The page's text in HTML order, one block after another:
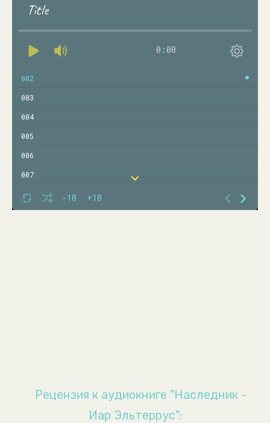
Title
0:00
-10 +10
002
003
004
005
006
007
008
009
Рецензия к аудиокниге "Наследник -
Иар Эльтеррус":